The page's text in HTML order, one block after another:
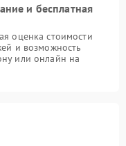
и бесплатная
оценка стоимости
и возможность
или онлайн на